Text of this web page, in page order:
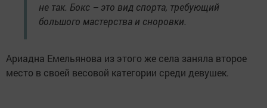
не так. Бокс – это вид спорта, требующий
большого мастерства и сноровки.
Ариадна Емельянова из этого же села заняла второе
место в своей весовой категории среди девушек.